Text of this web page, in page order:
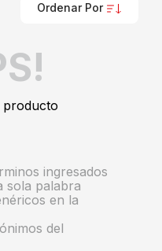
Ordenar Por
ingresados
sola palabra
en la
del